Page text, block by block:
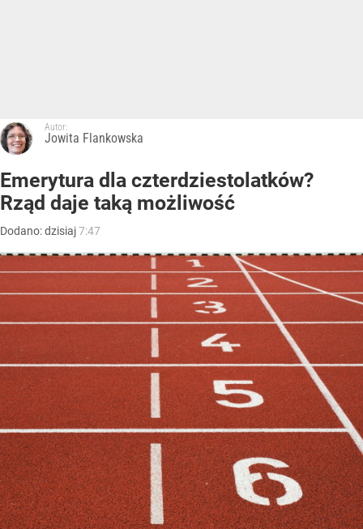
Autor:
Jowita Flankowska
Emerytura dla czterdziestolatków?
Rząd daje taką możliwość
Dodano:dzisiaj7:47